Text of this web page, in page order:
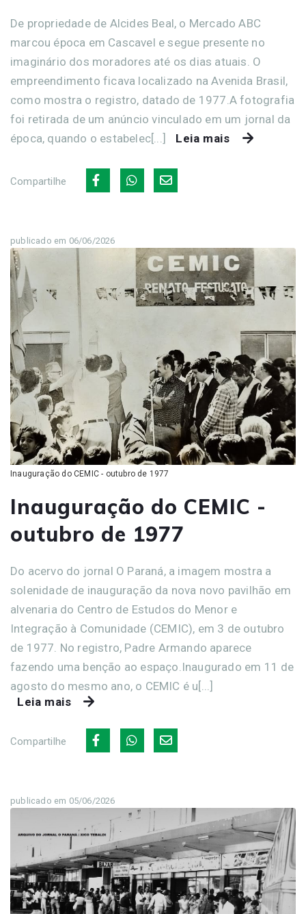
De propriedade de Alcides Beal, o Mercado ABC
marcou época em Cascavel e segue presente no
imaginário dos moradores até os dias atuais. O
empreendimento ficava localizado na Avenida Brasil,
como mostra o registro, datado de 1977.A fotografia
foi retirada de um anúncio vinculado em um jornal da
época, quando o estabelec[...]
Leia mais
Compartilhe
publicado em 06/06/2026
Inauguração do CEMIC - outubro de 1977
Inauguração do CEMIC -
outubro de 1977
Do acervo do jornal O Paraná, a imagem mostra a
solenidade de inauguração da nova novo pavilhão em
alvenaria do Centro de Estudos do Menor e
Integração à Comunidade (CEMIC), em 3 de outubro
de 1977. No registro, Padre Armando aparece
fazendo uma benção ao espaço.Inaugurado em 11 de
agosto do mesmo ano, o CEMIC é u[...]
Leia mais
Compartilhe
publicado em 05/06/2026